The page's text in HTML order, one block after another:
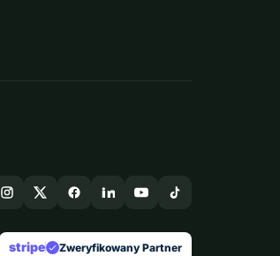
stripe check Zweryfikowany Partner